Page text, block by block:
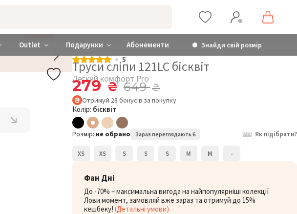
Outlet Подарунки Абонементи Знайди свій розмір
ДОДАЙ БРА
5
Труси сліпи 121LC бісквіт
Легкий комфорт Pro
279₴ 649₴
Отримуй 28 бонусів за покупку
Колір: бісквіт
Розмір: не обрано Зараз переглядають 6 Як підібрати?
XS XS S S S M M -
Фан Дні
До -70% – максимальна вигода на найпопулярніші колекції
Лови момент, замовляй вже зараз та отримуй до 15%
кешбеку! (Детальні умови)